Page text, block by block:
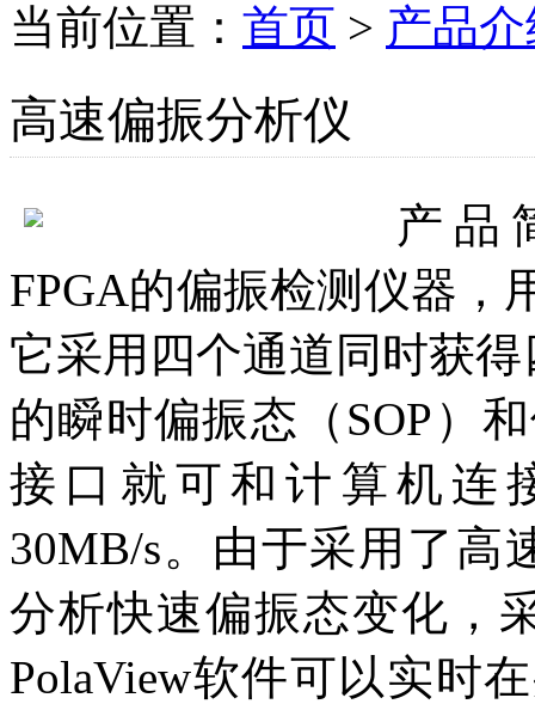
当前位置： 首页 > 产品
高速偏振分析仪
产品
FPGA的偏振检测仪器，
它采用四个通道同时获
的瞬时偏振态（SOP）
接口就可和计算机连
30MB/s。由于采用了高
分析快速偏振态变化，
PolaView软件可以实时